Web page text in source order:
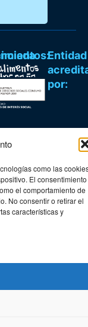
como las
El consentimiento
el comportamiento de
No consentir o retirar el
características y
Entidad
por:
Alimentos.
de